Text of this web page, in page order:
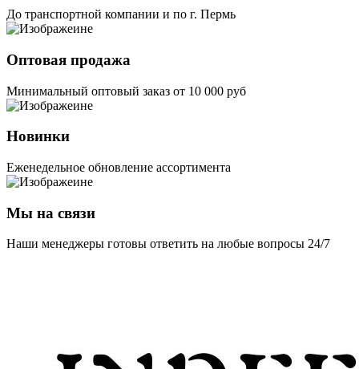
До транспортной компании и по г. Пермь
Оптовая продажа
Минимальный оптовый заказ от 10 000 руб
Новинки
Еженедельное обновление ассортимента
Мы на связи
Наши менеджеры готовы ответить на любые вопросы 24/7